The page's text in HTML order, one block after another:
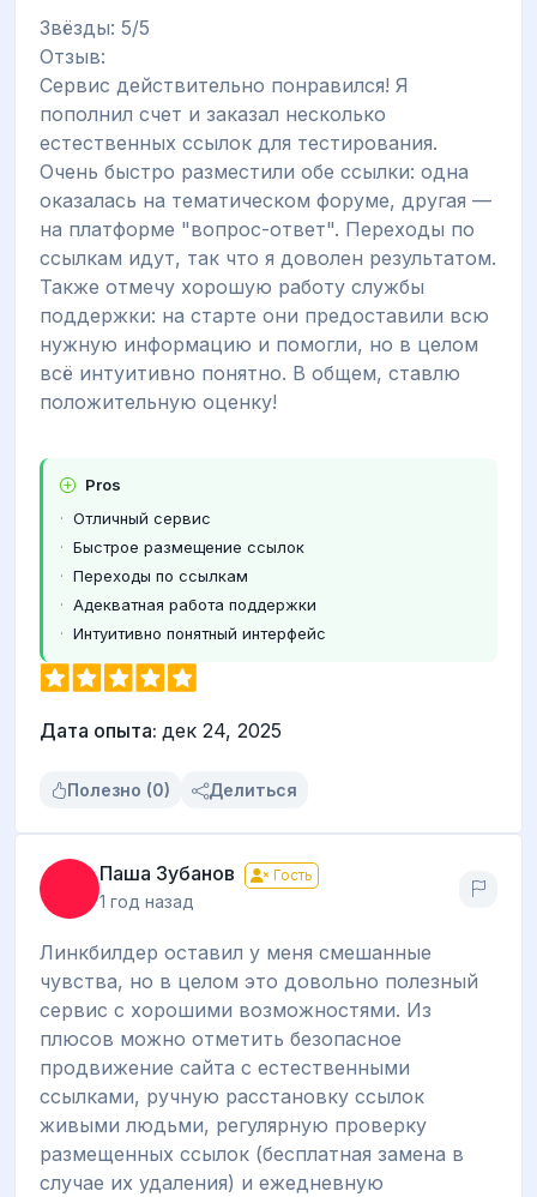
Звёзды: 5/5
Отзыв:
Сервис действительно понравился! Я
пополнил счет и заказал несколько
естественных ссылок для тестирования.
Очень быстро разместили обе ссылки: одна
оказалась на тематическом форуме, другая —
на платформе "вопрос-ответ". Переходы по
ссылкам идут, так что я доволен результатом.
Также отмечу хорошую работу службы
поддержки: на старте они предоставили всю
нужную информацию и помогли, но в целом
всё интуитивно понятно. В общем, ставлю
положительную оценку!
Pros
Отличный сервис
Быстрое размещение ссылок
Переходы по ссылкам
Адекватная работа поддержки
Интуитивно понятный интерфейс
Дата опыта: дек 24, 2025
Полезно (0) Делиться
Паша Зубанов Гость
1 год назад
Линкбилдер оставил у меня смешанные
чувства, но в целом это довольно полезный
сервис с хорошими возможностями. Из
плюсов можно отметить безопасное
продвижение сайта с естественными
ссылками, ручную расстановку ссылок
живыми людьми, регулярную проверку
размещенных ссылок (бесплатная замена в
случае их удаления) и ежедневную